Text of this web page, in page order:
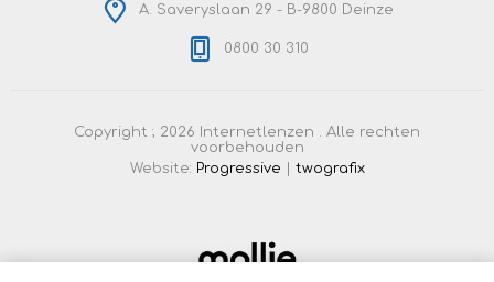
A. Saveryslaan 29 - B-9800 Deinze
0800 30 310
Copyright ; 2026 Internetlenzen . Alle rechten
voorbehouden
Website: Progressive twografix